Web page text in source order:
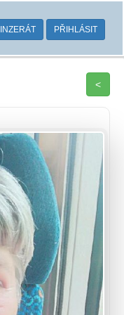
PŘIHLÁSIT
<